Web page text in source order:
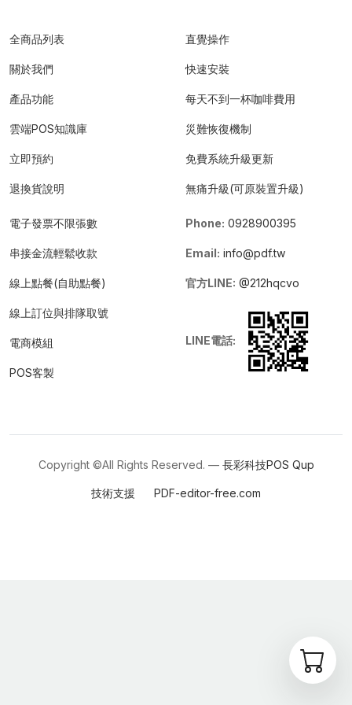
全商品列表
關於我們
產品功能
雲端POS知識庫
立即預約
退換貨說明
直覺操作
快速安裝
每天不到一杯咖啡費用
災難恢復機制
免費系統升級更新
無痛升級(可原裝置升級)
電子發票不限張數
串接金流輕鬆收款
線上點餐(自助點餐)
線上訂位與排隊取號
電商模組
POS客製
Phone: 0928900395
Email: info@pdf.tw
官方LINE: @212hqcvo
LINE電話:
Copyright ©All Rights Reserved. — 長彩科技POS Qup
技術支援 PDF-editor-free.com